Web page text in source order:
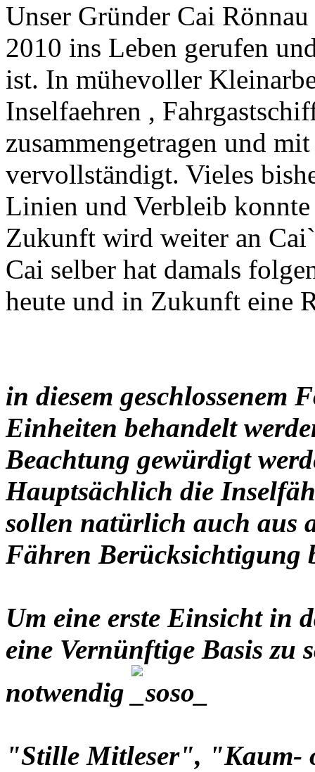
Unser Gründer Cai
2010 ins Leben gerufen
ist. In mühevoller
Inselfaehren ,
zusammengetragen und
vervollständigt. Vieles
Linien und Verbleib
Zukunft wird weiter an
Cai selber hat damals
heute und in Zukunft eine
in diesem geschlossenem
Einheiten behandelt
Beachtung gewürdigt
Hauptsächlich die
sollen natürlich auch aus
Fähren Berücksichtigung
Um eine erste Einsicht in
eine Vernünftige Basis zu
notwendig
"Stille Mitleser", "Kaum-